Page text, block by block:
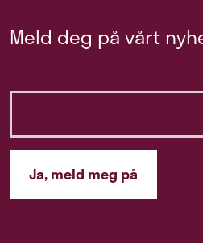
Meld deg på vårt